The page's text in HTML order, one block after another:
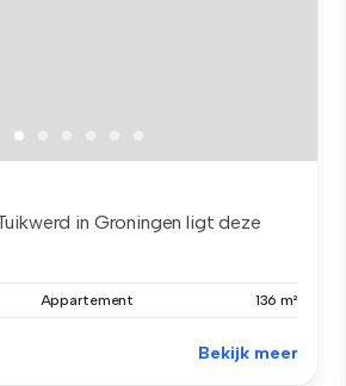
in Groningen ligt deze
Appartement 136 m²
Bekijk meer